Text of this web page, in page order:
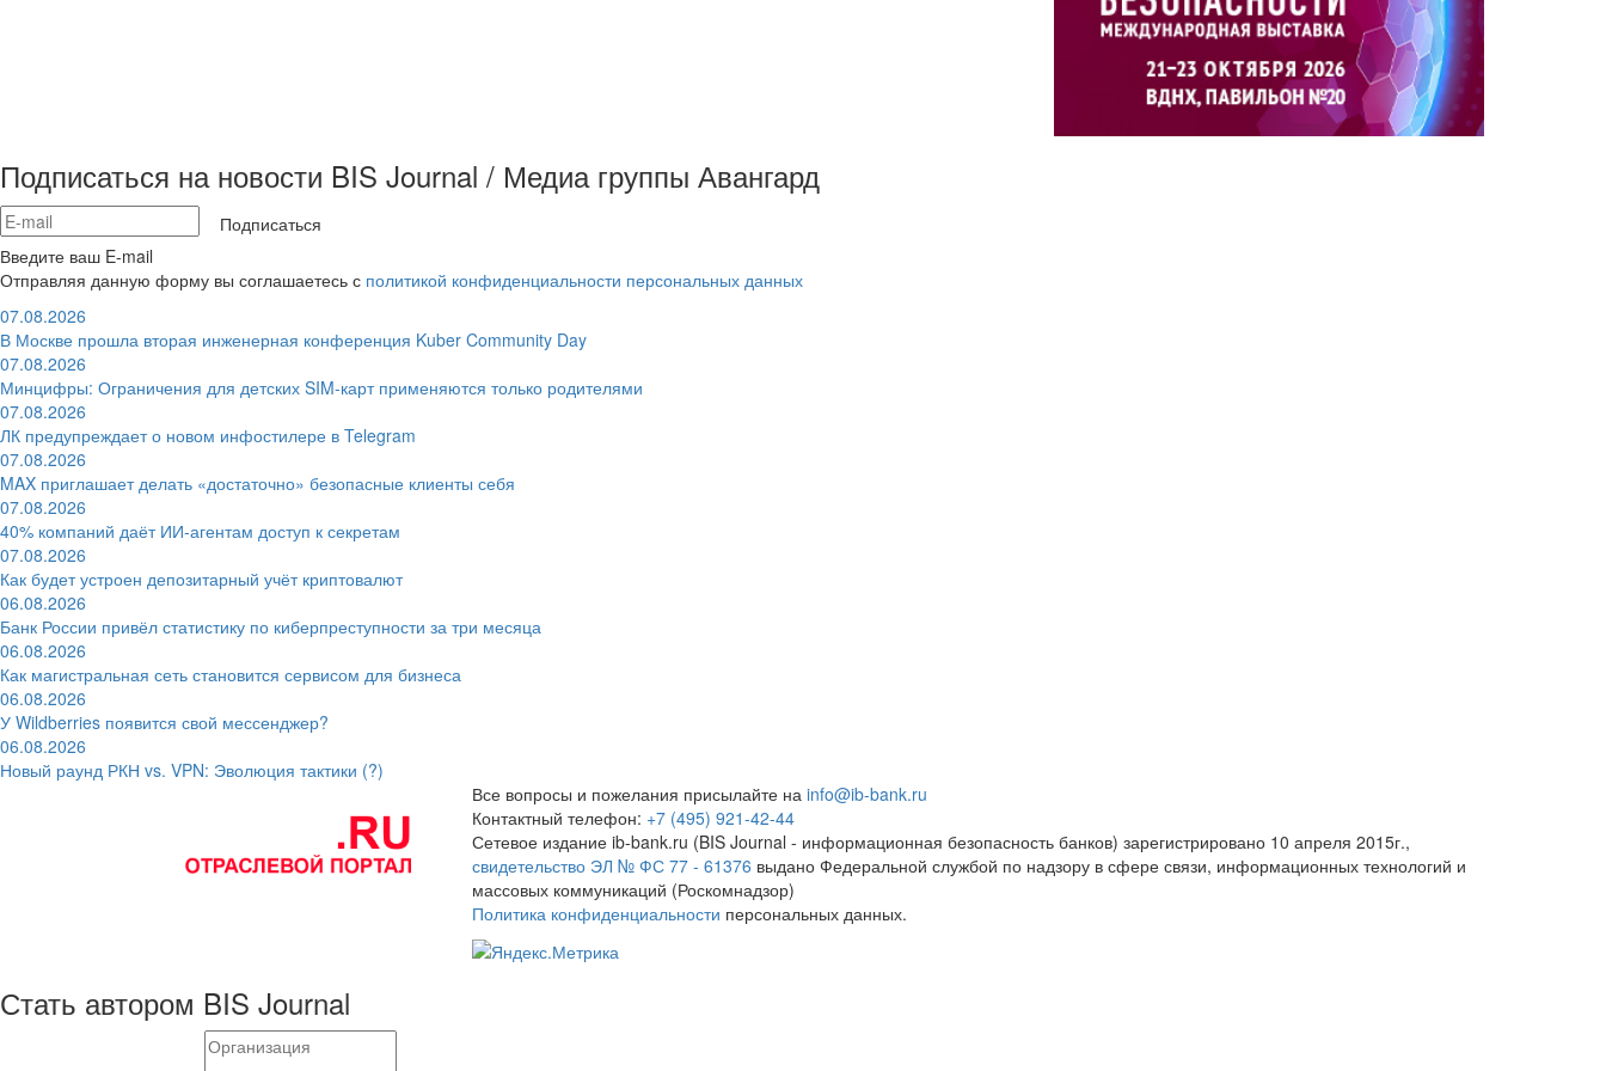
Подписаться на новости BIS Journal / Медиа группы Авангард
Подписаться
Введите ваш E-mail
Отправляя данную форму вы соглашаетесь с политикой конфиденциальности персональных данных
07.08.2026
В Москве прошла вторая инженерная конференция Kuber Community Day
07.08.2026
Минцифры: Ограничения для детских SIM-карт применяются только родителями
07.08.2026
ЛК предупреждает о новом инфостилере в Telegram
07.08.2026
MAX приглашает делать «достаточно» безопасные клиенты себя
07.08.2026
40% компаний даёт ИИ‑агентам доступ к секретам
07.08.2026
Как будет устроен депозитарный учёт криптовалют
06.08.2026
Банк России привёл статистику по киберпреступности за три месяца
06.08.2026
Как магистральная сеть становится сервисом для бизнеса
06.08.2026
У Wildberries появится свой мессенджер?
06.08.2026
Новый раунд РКН vs. VPN: Эволюция тактики (?)
Все вопросы и пожелания присылайте на info@ib-bank.ru
Контактный телефон: +7 (495) 921-42-44
Сетевое издание ib-bank.ru (BIS Journal - информационная безопасность банков) зарегистрировано 10 апреля 2015г.,
свидетельство ЭЛ № ФС 77 - 61376 выдано Федеральной службой по надзору в сфере связи, информационных технологий и
массовых коммуникаций (Роскомнадзор)
Политика конфиденциальности персональных данных.
Стать автором BIS Journal